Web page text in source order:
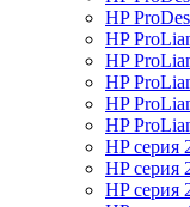
HP
HP
HP
HP
HP
HP
HP серия
HP серия
HP серия